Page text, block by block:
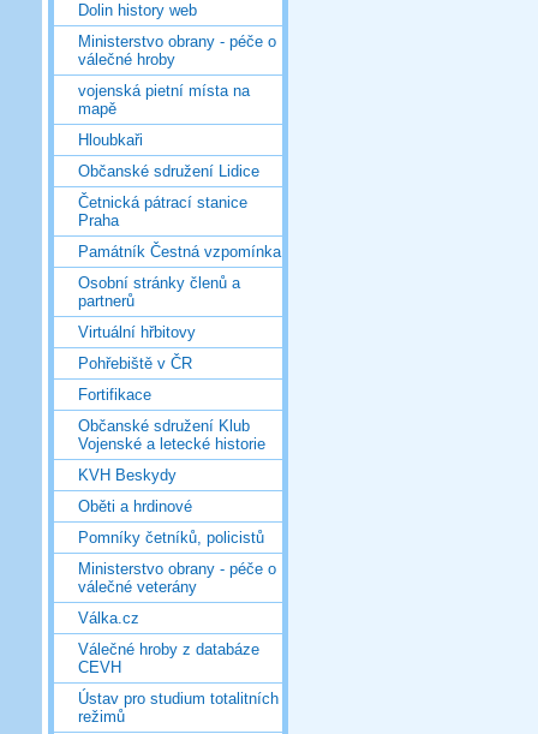
Dolin history web
Ministerstvo obrany - péče o
válečné hroby
vojenská pietní místa na
mapě
Hloubkaři
Občanské sdružení Lidice
Četnická pátrací stanice
Praha
Památník Čestná vzpomínka
Osobní stránky členů a
partnerů
Virtuální hřbitovy
Pohřebiště v ČR
Fortifikace
Občanské sdružení Klub
Vojenské a letecké historie
KVH Beskydy
Oběti a hrdinové
Pomníky četníků, policistů
Ministerstvo obrany - péče o
válečné veterány
Válka.cz
Válečné hroby z databáze
CEVH
Ústav pro studium totalitních
režimů